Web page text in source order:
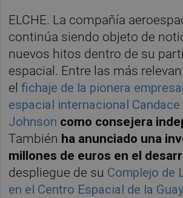
ELCHE. La compañía
continúa siendo objeto de
nuevos hitos dentro de su
espacial. Entre las más
elfichaje de la pionera
espacial internacional Candace
Johnson como consejera
También ha anunciado una
millones de euros en el
despliegue de su Complejo de
en el Centro Espacial de la